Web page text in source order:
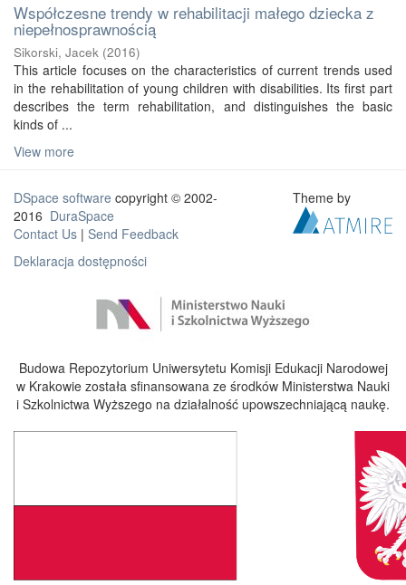
Współczesne trendy w rehabilitacji małego dziecka z
niepełnosprawnością
Sikorski, Jacek (2016)
This article focuses on the characteristics of current trends used
in the rehabilitation of young children with disabilities. Its first part
describes the term rehabilitation, and distinguishes the basic
kinds of ...
View more
DSpace software copyright © 2002-
2016 DuraSpace
Contact Us | Send Feedback
Deklaracja dostępności
Theme by
Budowa Repozytorium Uniwersytetu Komisji Edukacji Narodowej
w Krakowie została sfinansowana ze środków Ministerstwa Nauki
i Szkolnictwa Wyższego na działalność upowszechniającą naukę.